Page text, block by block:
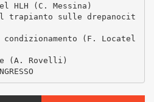
HLH (C. Messina)
trapianto sulle drepanocit
(F. Locatel
(A. Rovelli)